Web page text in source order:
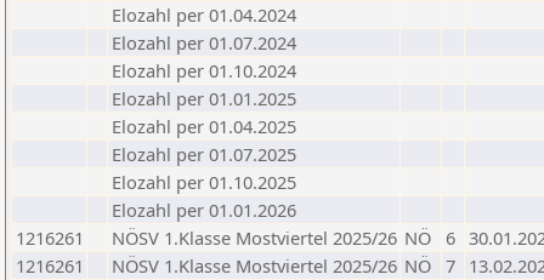
Elozahl per 01.04.2024
Elozahl per 01.07.2024
Elozahl per 01.10.2024
Elozahl per 01.01.2025
Elozahl per 01.04.2025
Elozahl per 01.07.2025
Elozahl per 01.10.2025
Elozahl per 01.01.2026
1216261
NÖSV 1.Klasse Mostviertel 2025/26 NÖ 6
1216261
NÖSV 1.Klasse Mostviertel 2025/26 NÖ 7